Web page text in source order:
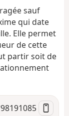
a
i
sauf
qui date
Elle permet
de cette
partir soit de
98191085